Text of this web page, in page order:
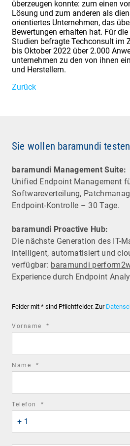
überzeugen konnte: zum einen
Lösung und zum anderen als
orientiertes Unternehmen, das
Bewertungen erhalten hat. Für
Studien befragte Techconsult im
bis Oktober 2022 über 2.000
unternehmen zu den von ihnen
und Herstellern.
Zurück
Sie wollen baramundi
baramundi Management Suite:
Unified Endpoint Management
Software­verteilung,
Endpoint-Kontrolle – 30 Tage.
baramundi Proactive Hub:
Die nächste Generation des IT-
intelligent, automatisiert und
verfügbar: baramundi
Experience durch Endpoint
Felder mit * sind Pflichtfelder. Zur
Vorname *
Name *
Telefon *
country
code
+ 1